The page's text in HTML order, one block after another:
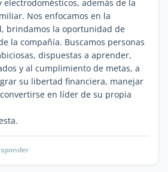
electrodomésticos, además de la
Nos enfocamos en la
brindamos la oportunidad de
la compañía. Buscamos personas
dispuestas a aprender,
y al cumplimiento de metas, a
su libertad financiera, manejar
en líder de su propia